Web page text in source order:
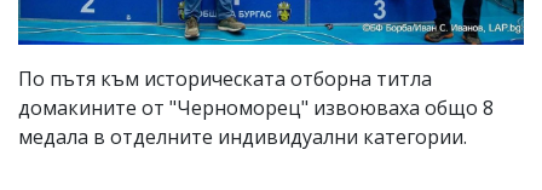
По пътя към историческата отборна титла
домакините от "Черноморец" извоюваха общо 8
медала в отделните индивидуални категории.